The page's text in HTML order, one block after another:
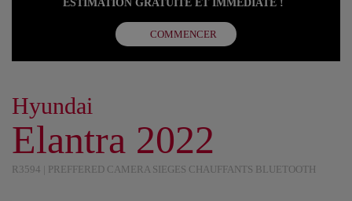
ESTIMATION GRATUITE ET IMMÉDIATE !
COMMENCER
Hyundai
Elantra 2022
R3594 | PREFFERED CAMERA SIEGES CHAUFFANTS BLUETOOTH